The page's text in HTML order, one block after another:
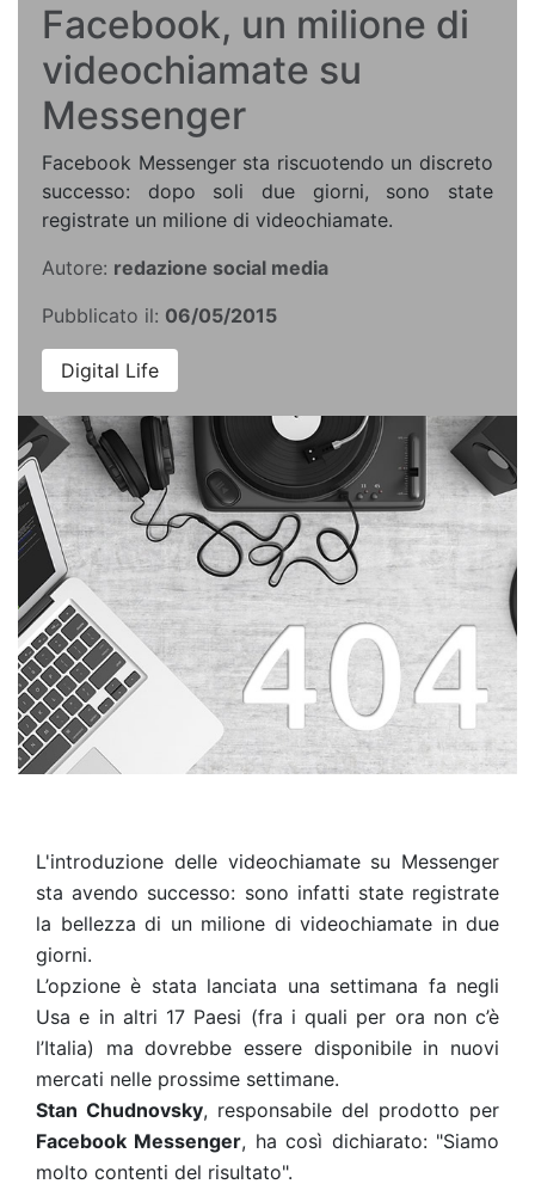
Facebook, un milione di
videochiamate su
Messenger
Facebook Messenger sta riscuotendo un discreto
successo: dopo soli due giorni, sono state
registrate un milione di videochiamate.
Autore: redazione social media
Pubblicato il: 06/05/2015
Digital Life
L'introduzione delle videochiamate su Messenger
sta avendo successo: sono infatti state registrate
la bellezza di un milione di videochiamate in due
giorni.
L’opzione è stata lanciata una settimana fa negli
Usa e in altri 17 Paesi (fra i quali per ora non c’è
l’Italia) ma dovrebbe essere disponibile in nuovi
mercati nelle prossime settimane.
Stan Chudnovsky, responsabile del prodotto per
Facebook Messenger, ha così dichiarato: "Siamo
molto contenti del risultato".